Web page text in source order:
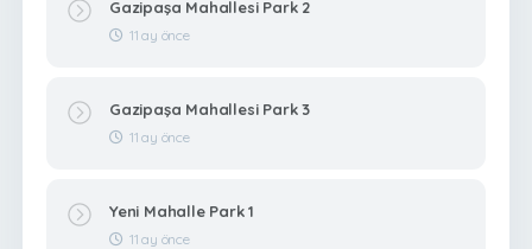
Gazipaşa Mahallesi Park 2
11 ay önce
Gazipaşa Mahallesi Park 3
11 ay önce
Yeni Mahalle Park 1
11 ay önce